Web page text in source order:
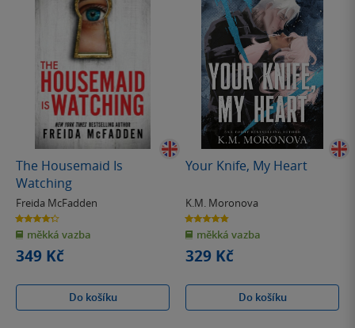
The Housemaid Is
Watching
Freida McFadden
4.3
z
5
hvězdiček
měkká vazba
349 Kč
Do košíku
Your Knife, My Heart
K.M. Moronova
4.8
z
5
hvězdiček
měkká vazba
329 Kč
Do košíku